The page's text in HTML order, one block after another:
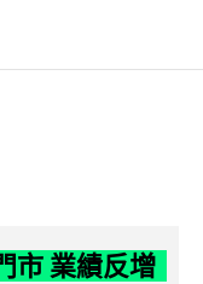
市 業績反增